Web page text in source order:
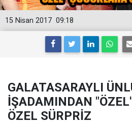
09:18
15 Nisan 2017
GALATASARAYLI
İŞADAMINDAN
ÖZEL SÜRPRİZ